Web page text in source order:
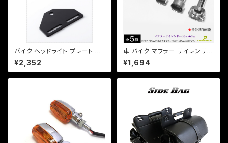
バイク ヘッドライト プレート ス
テー ベーツライトプレート カス
タム 【ブラック・シルバー選択】D
S TW セロー等【クリックポスト
¥2,352
車 バイク マフラー サイレンサー
インナー バッフル 消音 長さ140
mm 直径【35 42 45 48 60m
m 】【即納可能】 音量調整 (検)
¥1,694